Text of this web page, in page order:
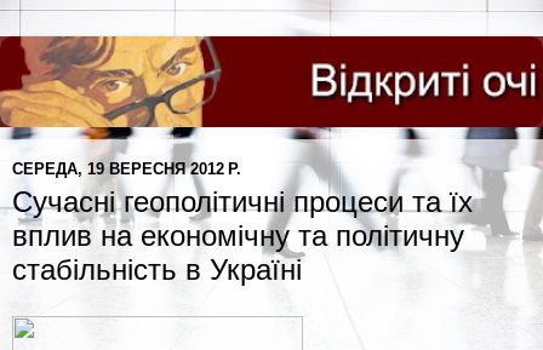
СЕРЕДА, 19 ВЕРЕСНЯ 2012 Р.
Сучасні геополітичні процеси та їх
вплив на економічну та політичну
стабільність в Україні